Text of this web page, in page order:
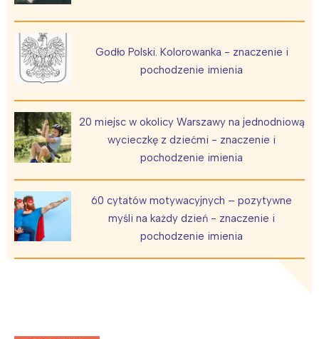
Godło Polski. Kolorowanka - znaczenie i
pochodzenie imienia
20 miejsc w okolicy Warszawy na jednodniową
wycieczkę z dziećmi - znaczenie i
pochodzenie imienia
60 cytatów motywacyjnych – pozytywne
myśli na każdy dzień - znaczenie i
pochodzenie imienia